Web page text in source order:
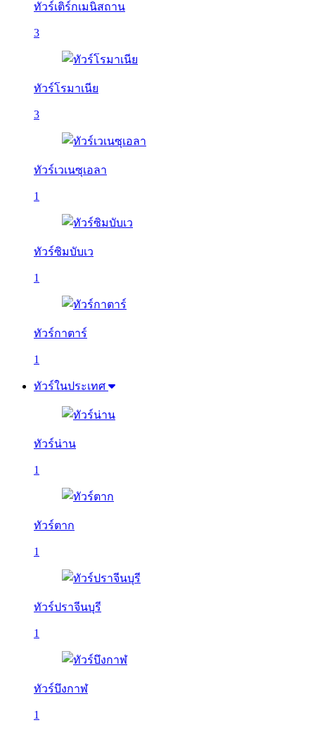
ทัวร์เติร์กเมนิสถาน
3
ทัวร์โรมาเนีย
3
ทัวร์เวเนซุเอลา
1
ทัวร์ซิมบับเว
1
ทัวร์กาตาร์
1
ทัวร์ในประเทศ
ทัวร์น่าน
1
ทัวร์ตาก
1
ทัวร์ปราจีนบุรี
1
ทัวร์บึงกาฬ
1